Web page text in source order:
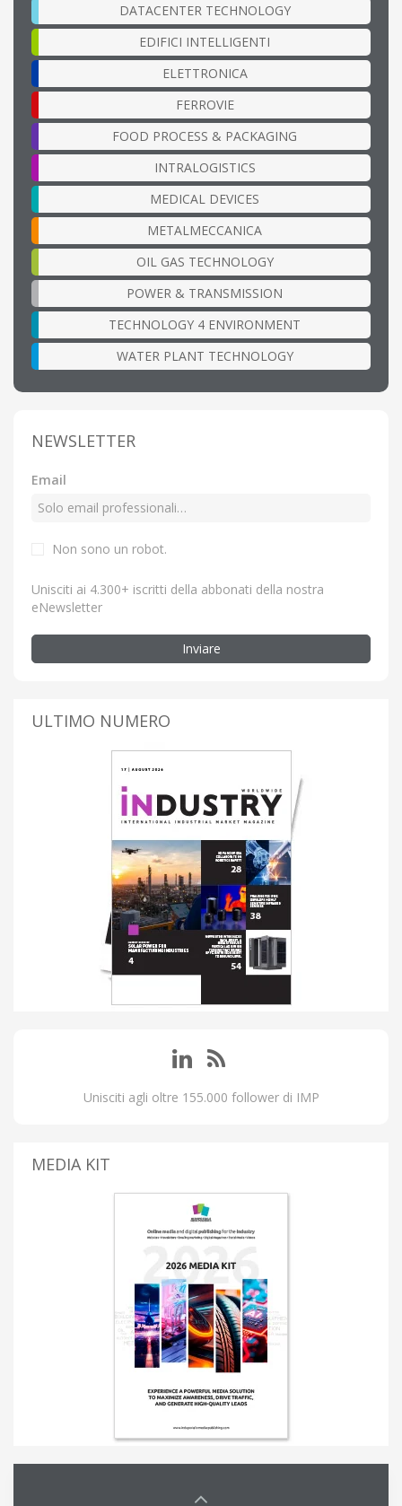
DATACENTER TECHNOLOGY
EDIFICI INTELLIGENTI
ELETTRONICA
FERROVIE
FOOD PROCESS & PACKAGING
INTRALOGISTICS
MEDICAL DEVICES
METALMECCANICA
OIL GAS TECHNOLOGY
POWER & TRANSMISSION
TECHNOLOGY 4 ENVIRONMENT
WATER PLANT TECHNOLOGY
NEWSLETTER
Email
Non sono un robot.
Unisciti ai 4.300+ iscritti della abbonati della nostra
eNewsletter
Inviare
ULTIMO NUMERO
Unisciti agli oltre 155.000 follower di IMP
MEDIA KIT